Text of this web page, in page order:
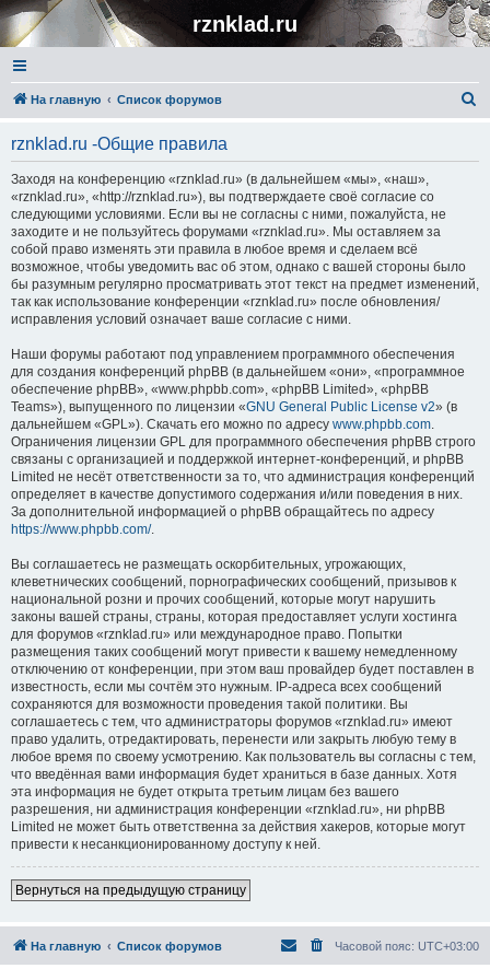
rznklad.ru
На главную Список форумов
rznklad.ru -Общие правила
Заходя на конференцию «rznklad.ru» (в дальнейшем «мы», «наш»,
«rznklad.ru», «http://rznklad.ru»), вы подтверждаете своё согласие со
следующими условиями. Если вы не согласны с ними, пожалуйста, не
заходите и не пользуйтесь форумами «rznklad.ru». Мы оставляем за
собой право изменять эти правила в любое время и сделаем всё
возможное, чтобы уведомить вас об этом, однако с вашей стороны было
бы разумным регулярно просматривать этот текст на предмет изменений,
так как использование конференции «rznklad.ru» после обновления/
исправления условий означает ваше согласие с ними.
Наши форумы работают под управлением программного обеспечения
для создания конференций phpBB (в дальнейшем «они», «программное
обеспечение phpBB», «www.phpbb.com», «phpBB Limited», «phpBB
Teams»), выпущенного по лицензии «GNU General Public License v2» (в
дальнейшем «GPL»). Скачать его можно по адресу www.phpbb.com.
Ограничения лицензии GPL для программного обеспечения phpBB строго
связаны с организацией и поддержкой интернет-конференций, и phpBB
Limited не несёт ответственности за то, что администрация конференций
определяет в качестве допустимого содержания и/или поведения в них.
За дополнительной информацией о phpBB обращайтесь по адресу
https://www.phpbb.com/.
Вы соглашаетесь не размещать оскорбительных, угрожающих,
клеветнических сообщений, порнографических сообщений, призывов к
национальной розни и прочих сообщений, которые могут нарушить
законы вашей страны, страны, которая предоставляет услуги хостинга
для форумов «rznklad.ru» или международное право. Попытки
размещения таких сообщений могут привести к вашему немедленному
отключению от конференции, при этом ваш провайдер будет поставлен в
известность, если мы сочтём это нужным. IP-адреса всех сообщений
сохраняются для возможности проведения такой политики. Вы
соглашаетесь с тем, что администраторы форумов «rznklad.ru» имеют
право удалить, отредактировать, перенести или закрыть любую тему в
любое время по своему усмотрению. Как пользователь вы согласны с тем,
что введённая вами информация будет храниться в базе данных. Хотя
эта информация не будет открыта третьим лицам без вашего
разрешения, ни администрация конференции «rznklad.ru», ни phpBB
Limited не может быть ответственна за действия хакеров, которые могут
привести к несанкционированному доступу к ней.
Вернуться на предыдущую страницу
На главную Список форумов Часовой пояс: UTC+03:00